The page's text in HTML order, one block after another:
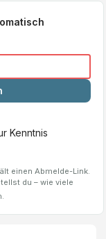
Kenntnis
einen Abmelde-Link.
du – wie viele